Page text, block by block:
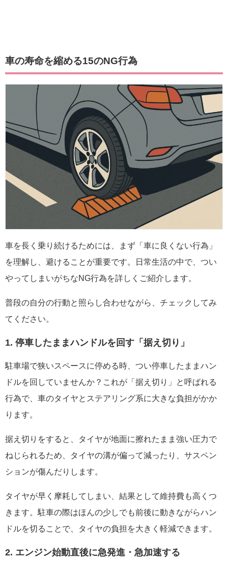
車の寿命を縮める15のNG行為
車を長く乗り続けるためには、まず「車に良くない行為」
を理解し、避けることが重要です。日常生活の中で、つい
やってしまいがちなNG行為を詳しくご紹介します。
普段の自分の行動と照らし合わせながら、チェックしてみ
てください。
1. 停車したままハンドルを回す「据え切り」
駐車場で狭いスペースに停める時、つい停車したままハン
ドルを回していませんか？これが「据え切り」と呼ばれる
行為で、車のタイヤとステアリング系に大きな負担がかか
ります。
据え切りをすると、タイヤが地面に擦れたまま強い圧力で
ねじられるため、タイヤの溝が偏って減ったり、サスペン
ションが傷んだりします。
タイヤが早く摩耗してしまい、結果として維持費も高くつ
きます。駐車の際はほんの少しでも前後に動きながらハン
ドルを切ることで、タイヤの負担を大きく軽減できます。
2. エンジン始動直後に急発進・急加速する